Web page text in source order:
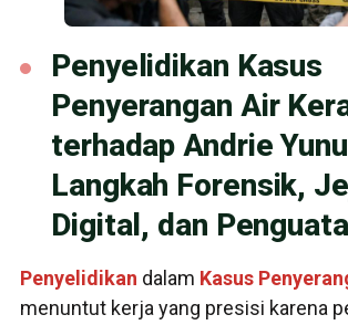
Penyelidikan Kasus
Penyerangan Air
terhadap Andrie
Langkah Forensik,
Digital, dan
Penyelidikan dalam Kasus
menuntut kerja yang presisi karena